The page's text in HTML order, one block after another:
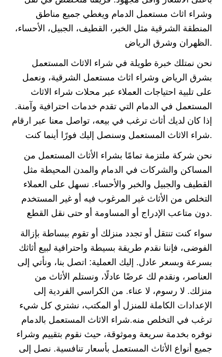
وشراء اثاث مستعمل الدمام ويغطي جميع مناطق
المنطقة الشرقية مثل الخبر، القطيف، الجبيل، الأحساء،
الظهران وشرق الرياض.
نحن نمتلك خبرة طويلة في شراء الاثاث المستعمل
بشرق الرياض وشراء اثاث مستعمل الشرقية، ونعمل
على تلبية احتياجات العملاء عبر محلات شراء الاثاث
المستعمل في الدمام التي تقدم خدمات احترافية وآمنة.
إذا كان لديك أثاث ترغب في بيعه، تواصل معنا عبر ارقام
شراء الاثاث المستعمل وسنصل إليك فورًا أينما كنت.
نحن شركة ملتزمة تمامًا بشراء الأثاث المستعمل من
المساكن والشركات في الدمام والمدن المحيطة مثل
القطيف والجبيل والخبر والأحساء. نسهل على العملاء
التخلص من الأثاث غير المرغوب فيه أو غير المستخدم
دون متاعب الإدراج أو المساومة أو حتى نقل القطع.
سواء كنت تنتقل أو تجدد منزلك أو تقوم ببساطة بإزالة
الفوضى، فإننا نقدم طريقة بسيطة واحترافية لبيع أثاثك
بسرعة وبسعر عادل. إليك العملية: اتصل بنا، ونأتي إلى
العناصر، ونقدم لك عرضًا عادلًا، ونستلم الأثاث من
منزلك. لا رسوم، لا عناء. من الكراسي الفردية إلى
الإعدادات الكاملة للمنزل أو المكتب، نشتري كل شيء
ترغب في التخلص منه.شراء الاثاث المستعمل بالدمام
نوفره بخدمة سريعة وموثوقة، حيث نقوم بتقييم وشراء
جميع أنواع الأثاث المستعمل بأسعار تنافسية. نصل إلى